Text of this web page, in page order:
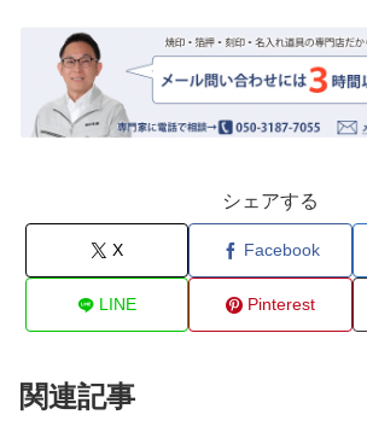
シェアする
X Facebook
LINE Pinterest
関連記事